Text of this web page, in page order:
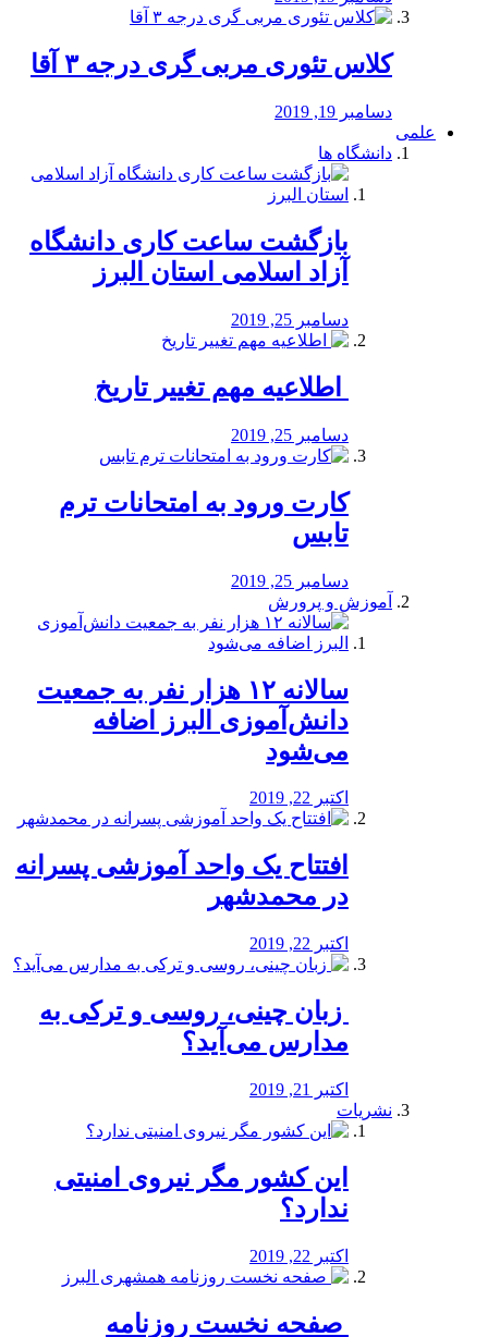
کلاس تئوری مربی گری درجه ۳ آقا
دسامبر 19, 2019
علمی
دانشگاه ها
بازگشت ساعت کاری دانشگاه
آزاد اسلامی استان البرز
دسامبر 25, 2019
️ اطلاعیه مهم تغییر تاریخ
دسامبر 25, 2019
کارت ورود به امتحانات ترم
تابس
دسامبر 25, 2019
آموزش و پرورش
️سالانه ۱۲ هزار نفر به جمعیت
دانش‌آموزی البرز اضافه
می‌شود
اکتبر 22, 2019
افتتاح یک واحد آموزشی پسرانه
در محمدشهر
اکتبر 22, 2019
️ زبان چینی، روسی و ترکی به
مدارس می‌آید؟
اکتبر 21, 2019
نشریات
این کشور مگر نیروی امنیتی
ندارد؟
اکتبر 22, 2019
️ صفحه نخست روزنامه‌